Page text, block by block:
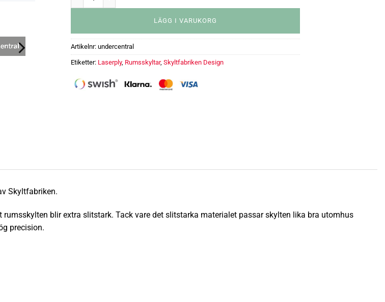
LÄGG I VARUKORG
Artikelnr: undercentral
Etiketter: Laserply, Rumsskyltar, Skyltfabriken Design
Skyltfabriken.
rumsskylten blir extra slitstark. Tack vare det slitstarka materialet passar skylten lika bra utomhus
precision.